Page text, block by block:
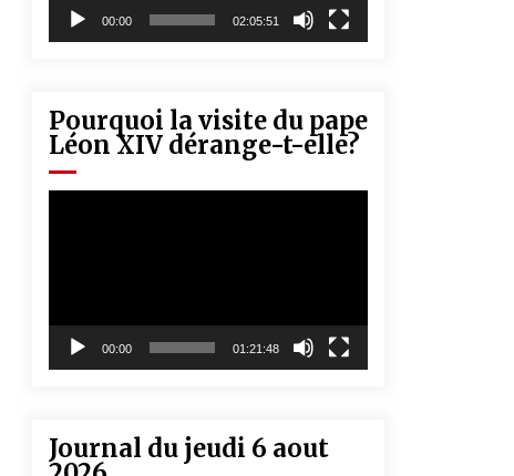
00:00 02:05:51
Pourquoi la visite du pape
Léon XIV dérange-t-elle?
00:00 01:21:48
Journal du jeudi 6 aout